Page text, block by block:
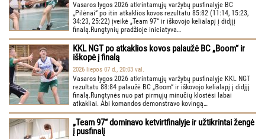
Vasaros lygos 2026 atkrintamųjų varžybų pusfinalyje BC
„Pilėnai“ po itin atkaklios kovos rezultatu 85:82 (11:14, 15:23,
34:23, 25:22) įveikė „Team 97“ ir iškovojo kelialapį į didįjį
finalą.Rungtynių pradžioje iniciatyva…
KKL NGT po atkaklios kovos palaužė BC „Boom“ ir
iškopė į finalą
2026 liepos 07 d., 20:03 val.
Vasaros lygos 2026 atkrintamųjų varžybų pusfinalyje KKL NGT
rezultatu 88:84 palaužė BC „Boom“ ir iškovojo kelialapį į didįjį
finalą.Rungtynės nuo pat pirmųjų minučių klostėsi labai
atkakliai. Abi komandos demonstravo kovingą…
„Team 97“ dominavo ketvirtfinalyje ir užtikrintai žengė
į pusfinalį